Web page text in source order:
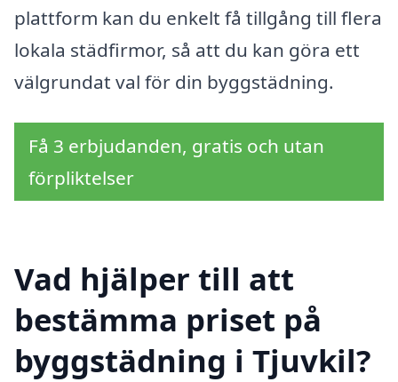
plattform kan du enkelt få tillgång till flera
lokala städfirmor, så att du kan göra ett
välgrundat val för din byggstädning.
Få 3 erbjudanden, gratis och utan
förpliktelser
Vad hjälper till att
bestämma priset på
byggstädning i Tjuvkil?